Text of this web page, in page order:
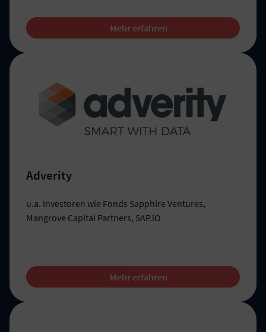
Mehr erfahren
Adverity
u.a. Investoren wie Fonds Sapphire Ventures,
Mangrove Capital Partners, SAP.iO
Mehr erfahren